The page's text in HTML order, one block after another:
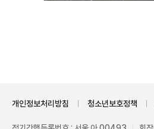
개인정보처리방침 청소년보호정책